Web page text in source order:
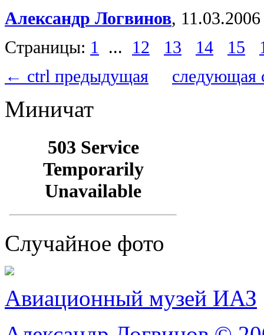
Александр Логвинов,
Страницы: 1 ... 12 13 14 15
← ctrl предыдущая
Миничат
Случайное фото
Авиационный музей ИАЗ